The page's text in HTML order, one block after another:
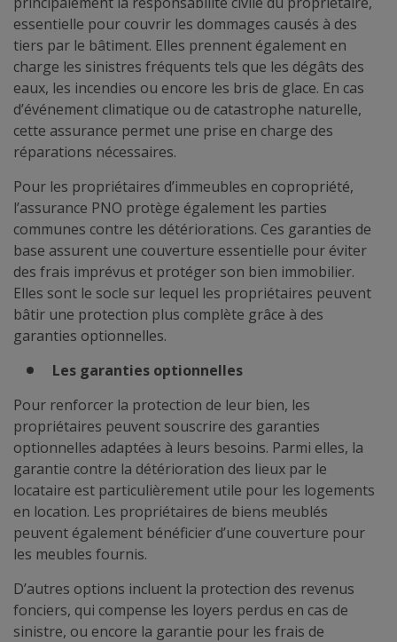
essentielle pour couvrir les dommages causés à des
tiers par le bâtiment. Elles prennent également en
charge les sinistres fréquents tels que les dégâts des
eaux, les incendies ou encore les bris de glace. En cas
d’événement climatique ou de catastrophe naturelle,
cette assurance permet une prise en charge des
réparations nécessaires.
Pour les propriétaires d’immeubles en copropriété,
l’assurance PNO protège également les parties
communes contre les détériorations. Ces garanties de
base assurent une couverture essentielle pour éviter
des frais imprévus et protéger son bien immobilier.
Elles sont le socle sur lequel les propriétaires peuvent
bâtir une protection plus complète grâce à des
garanties optionnelles.
Les garanties optionnelles
Pour renforcer la protection de leur bien, les
propriétaires peuvent souscrire des garanties
optionnelles adaptées à leurs besoins. Parmi elles, la
garantie contre la détérioration des lieux par le
locataire est particulièrement utile pour les logements
en location. Les propriétaires de biens meublés
peuvent également bénéficier d’une couverture pour
les meubles fournis.
D’autres options incluent la protection des revenus
fonciers, qui compense les loyers perdus en cas de
sinistre, ou encore la garantie pour les frais de